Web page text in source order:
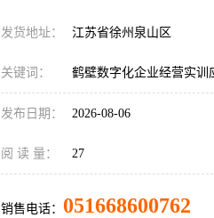
发货地址： 江苏省徐州泉山区
关键词： 鹤壁数字化企业经营实训
发布日期： 2026-08-06
阅 读 量： 27
销售电话： 051668600762